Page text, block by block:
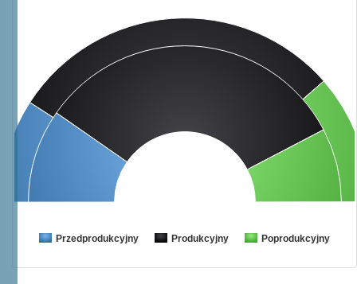
Przedprodukcyjny Produkcyjny Poprodukcyjny